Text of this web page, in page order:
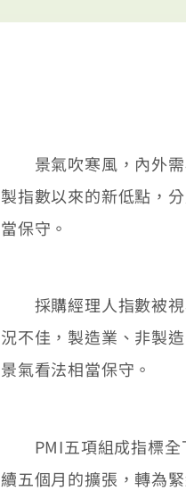
景氣吹寒風，內外需
製指數以來的新低點，
當保守。
採購經理人指數被視
況不佳，製造業、非製
景氣看法相當保守。
PMI五項組成指標全
續五個月的擴張，轉為